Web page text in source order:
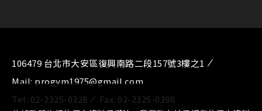
106479 台北市大安區復興南路二段157號3樓之1
Mail: progym1975@gmail.com
Tel: 02-2325-0328 Fax: 02-2325-0398